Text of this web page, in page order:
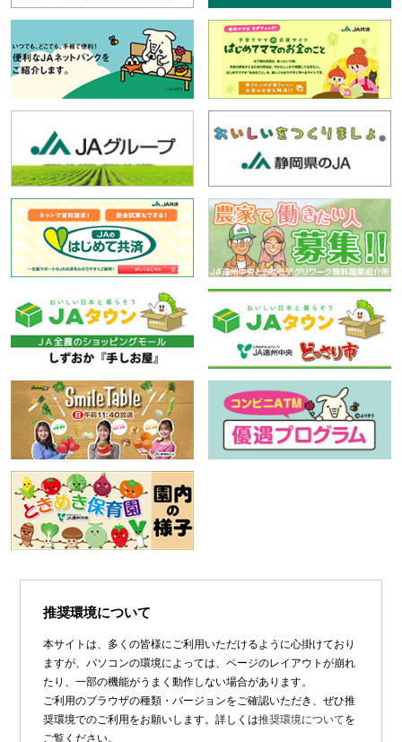
推奨環境について
本サイトは、多くの皆様にご利用いただけるように心掛けており
ますが、パソコンの環境によっては、ページのレイアウトが崩れ
たり、一部の機能がうまく動作しない場合があります。
ご利用のブラウザの種類・バージョンをご確認いただき、ぜひ推
奨環境でのご利用をお願いします。詳しくは推奨環境についてを
ご覧ください。